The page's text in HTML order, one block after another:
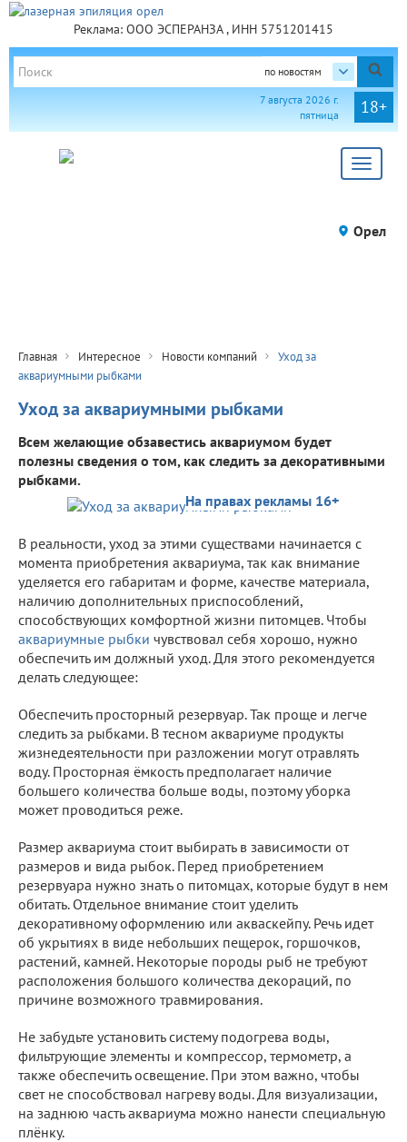
Реклама: ООО ЭСПЕРАНЗА , ИНН 5751201415
по новостям
18+
7 августа 2026 г.
пятница
Toggle
Орел
Главная Интересное Новости компаний
Уход за
аквариумными рыбками
Уход за аквариумными рыбками
Всем желающие обзавестись аквариумом будет
полезны сведения о том, как следить за декоративными
рыбками.
На правах рекламы 16+
В реальности, уход за этими существами начинается с
момента приобретения аквариума, так как внимание
уделяется его габаритам и форме, качестве материала,
наличию дополнительных приспособлений,
способствующих комфортной жизни питомцев. Чтобы
аквариумные рыбки чувствовал себя хорошо, нужно
обеспечить им должный уход. Для этого рекомендуется
делать следующее:
Обеспечить просторный резервуар. Так проще и легче
следить за рыбками. В тесном аквариуме продукты
жизнедеятельности при разложении могут отравлять
воду. Просторная ёмкость предполагает наличие
большего количества больше воды, поэтому уборка
может проводиться реже.
Размер аквариума стоит выбирать в зависимости от
размеров и вида рыбок. Перед приобретением
резервуара нужно знать о питомцах, которые будут в нем
обитать. Отдельное внимание стоит уделить
декоративному оформлению или акваскейпу. Речь идет
об укрытиях в виде небольших пещерок, горшочков,
растений, камней. Некоторые породы рыб не требуют
расположения большого количества декораций, по
причине возможного травмирования.
Не забудьте установить систему подогрева воды,
фильтрующие элементы и компрессор, термометр, а
также обеспечить освещение. При этом важно, чтобы
свет не способствовал нагреву воды. Для визуализации,
на заднюю часть аквариума можно нанести специальную
плёнку.